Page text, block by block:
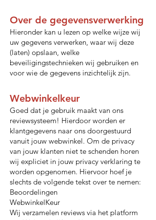
Over de gegevensverwerking
Hieronder kan u lezen op welke wijze wij
uw gegevens verwerken, waar wij deze
(laten) opslaan, welke
beveiligingstechnieken wij gebruiken en
voor wie de gegevens inzichtelijk zijn.
Webwinkelkeur
Goed dat je gebruik maakt van ons
reviewsysteem! Hierdoor worden er
klantgegevens naar ons doorgestuurd
vanuit jouw webwinkel. Om de privacy
van jouw klanten niet te schenden horen
wij expliciet in jouw privacy verklaring te
worden opgenomen. Hiervoor hoef je
slechts de volgende tekst over te nemen:
Beoordelingen
WebwinkelKeur
Wij verzamelen reviews via het platform